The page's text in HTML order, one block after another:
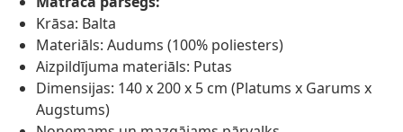
Krāsa: Balta
Materiāls: Audums (100% poliesters)
Aizpildījuma materiāls: Putas
Dimensijas: 140 x 200 x 5 cm (Platums x Garums x
Augstums)